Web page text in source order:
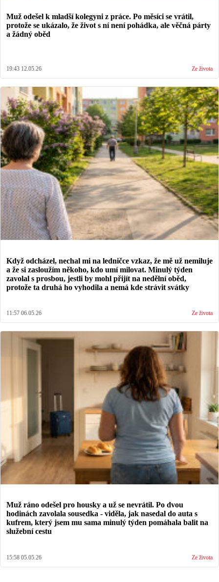
Muž odešel k mladší kolegyni z práce. Po měsíci se vrátil,
protože se ukázalo, že život s ní není pohádka, ale věčná párty
a žádný oběd
19:43 12.05.26 Ze života
Když odcházel, nechal mi na ledničce vzkaz, že mě už nemiluje
a že si zasloužím někoho, kdo umí milovat. Minulý týden
zavolal s prosbou, jestli by mohl přijít na nedělní oběd,
protože ta druhá ho vyhodila a nemá kde strávit svátky
11:57 06.05.26 Ze života
Muž ráno odešel pro housky a už se nevrátil. Po dvou
hodinách zavolala sousedka - viděla, jak nasedal do auta s
kufrem, který jsem mu sama minulý týden pomáhala balit na
služební cestu
15:58 05.05.26 Ze života